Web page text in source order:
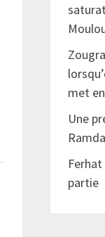
met
Une
partie